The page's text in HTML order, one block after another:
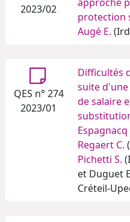
2023/02
protection
Augé E.
QES n° 274
2023/01
Difficultés
suite
de salaire
Espagnacq
Regaert C.
Pichetti S.
et Duguet
Créteil-